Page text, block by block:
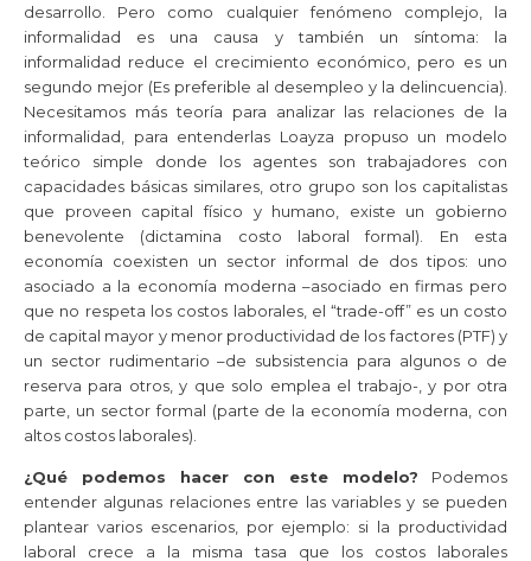
desarrollo. Pero como cualquier fenómeno complejo, la
informalidad es una causa y también un síntoma: la
informalidad reduce el crecimiento económico, pero es un
segundo mejor (Es preferible al desempleo y la delincuencia).
Necesitamos más teoría para analizar las relaciones de la
informalidad, para entenderlas Loayza propuso un modelo
teórico simple donde los agentes son trabajadores con
capacidades básicas similares, otro grupo son los capitalistas
que proveen capital físico y humano, existe un gobierno
benevolente (dictamina costo laboral formal). En esta
economía coexisten un sector informal de dos tipos: uno
asociado a la economía moderna –asociado en firmas pero
que no respeta los costos laborales, el “trade-off” es un costo
de capital mayor y menor productividad de los factores (PTF) y
un sector rudimentario –de subsistencia para algunos o de
reserva para otros, y que solo emplea el trabajo-, y por otra
parte, un sector formal (parte de la economía moderna, con
altos costos laborales).
¿Qué podemos hacer con este modelo? Podemos
entender algunas relaciones entre las variables y se pueden
plantear varios escenarios, por ejemplo: si la productividad
laboral crece a la misma tasa que los costos laborales